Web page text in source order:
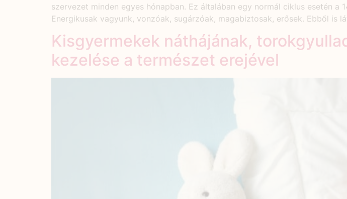
szervezet minden egyes hónapban. Ez általában egy normál ciklus esetén
Energikusak vagyunk, vonzóak, sugárzóak, magabiztosak, erősek. Ebből is
Kisgyermekek náthájának,
kezelése a természet erejével